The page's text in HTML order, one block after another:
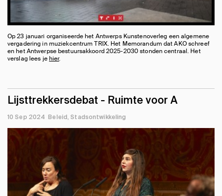
Op 23 januari organiseerde het Antwerps Kunstenoverleg een algemene
vergadering in muziekcentrum TRIX. Het Memorandum dat AKO schreef
en het Antwerpse bestuursakkoord 2025-2030 stonden centraal. Het
verslag lees jehier.
Lijsttrekkersdebat - Ruimte voor A
10 Sep 2024 Beleid Stadsontwikkeling